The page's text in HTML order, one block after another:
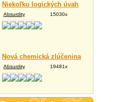
Niekoľko logických úvah
Absurdity 15030x
Nová chemická zlúčenina
Absurdity 19481x